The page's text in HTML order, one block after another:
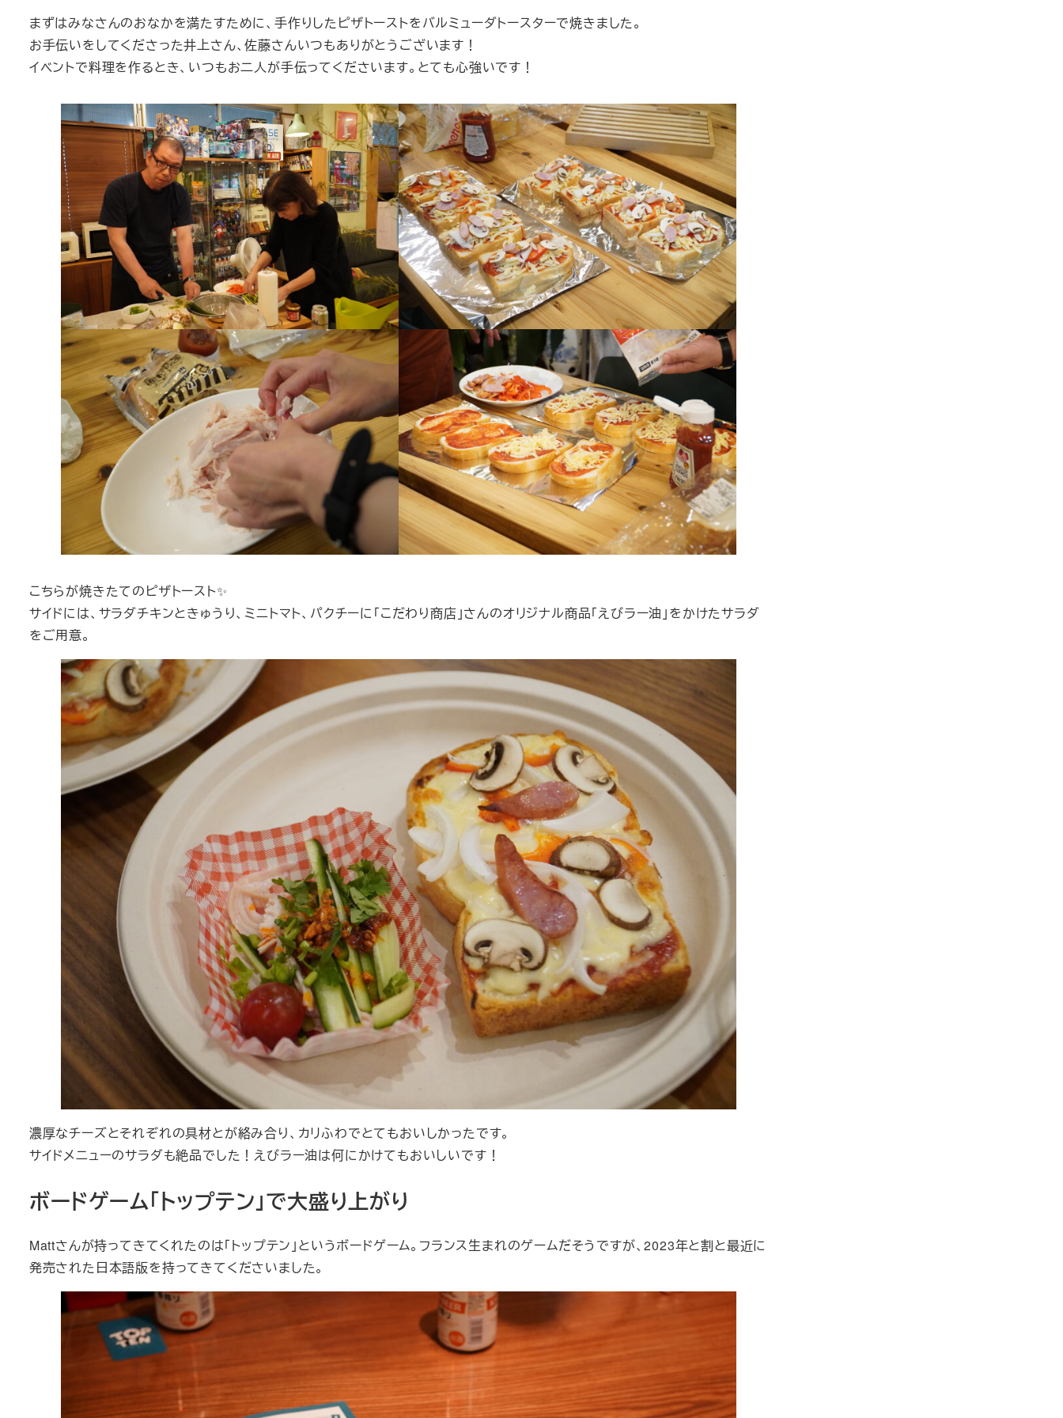
まずはみなさんのおなかを満たすために、手作りしたピザトーストをバルミューダトースターで焼きました。
お手伝いをしてくださった井上さん、佐藤さんいつもありがとうございます！
イベントで料理を作るとき、いつもお二人が手伝ってくださいます。とても心強いです！
こちらが焼きたてのピザトースト✨
サイドには、サラダチキンときゅうり、ミニトマト、パクチーに「こだわり商店」さんのオリジナル商品「えびラー油」をかけたサラダ
をご用意。
濃厚なチーズとそれぞれの具材とが絡み合り、カリふわでとてもおいしかったです。
サイドメニューのサラダも絶品でした！えびラー油は何にかけてもおいしいです！
ボードゲーム「トップテン」で大盛り上がり
Mattさんが持ってきてくれたのは「トップテン」というボードゲーム。フランス生まれのゲームだそうですが、2023年と割と最近に
発売された日本語版を持ってきてくださいました。